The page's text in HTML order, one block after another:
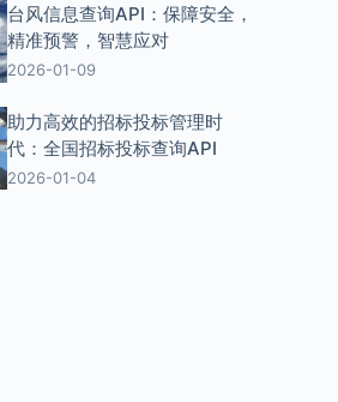
台风信息查询API：保障安全，
精准预警，智慧应对
2026-01-09
助力高效的招标投标管理时
代：全国招标投标查询API
2026-01-04